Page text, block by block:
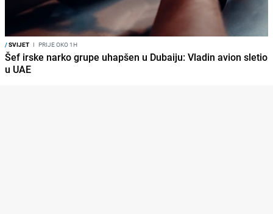
/SVIJET I PRIJE OKO 1H
Šef irske narko grupe uhapšen u Dubaiju: Vladin avion sletio
u UAE